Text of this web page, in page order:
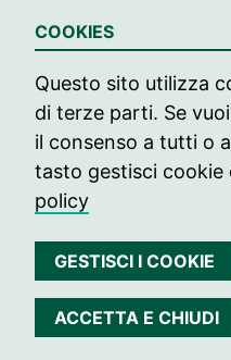
© 2021
COOKIES
Questo sito utilizza
di terze parti. Se
il consenso a tutti o
tasto gestisci cookie
policy
GESTISCI I COOKIE
ACCETTA E CHIUDI